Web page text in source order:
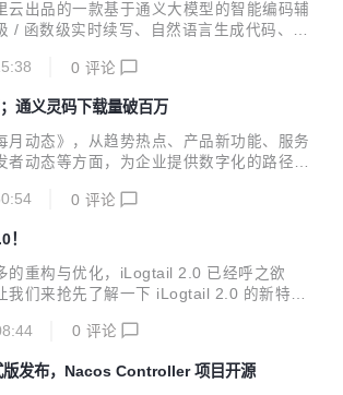
云出品的一款基于通义大模型的智能编码辅
/ 函数级实时续写、自然语言生成代码、单
等能力，提供代码智能生成、研发智能问答
0 评论
通义灵码下载量破百万
月动态》，从趋势热点、产品新功能、服务
者动态等方面，为企业提供数字化的路径与
0 评论
的重构与优化，iLogtail 2.0 已经呼之欲
我们来抢先了解一下 iLogtail 2.0 的新特性
0 评论
发布，Nacos Controller 项目开源